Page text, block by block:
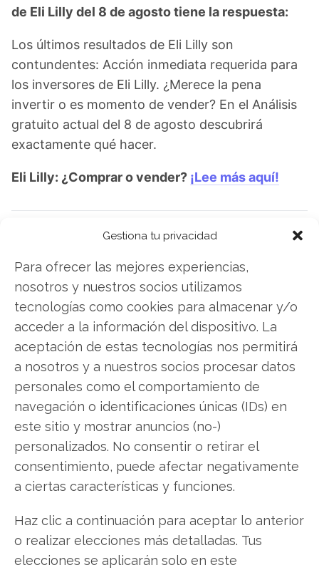
Gestiona tu privacidad
Para ofrecer las mejores experiencias,
nosotros y nuestros socios utilizamos
tecnologías como cookies para almacenar y/o
acceder a la información del dispositivo. La
aceptación de estas tecnologías nos permitirá
a nosotros y a nuestros socios procesar datos
personales como el comportamiento de
navegación o identificaciones únicas (IDs) en
este sitio y mostrar anuncios (no-)
personalizados. No consentir o retirar el
consentimiento, puede afectar negativamente
a ciertas características y funciones.
Haz clic a continuación para aceptar lo anterior
o realizar elecciones más detalladas. Tus
elecciones se aplicarán solo en este
de Eli Lilly del 8 de agosto tiene la respuesta:
Los últimos resultados de Eli Lilly son
contundentes: Acción inmediata requerida para
los inversores de Eli Lilly. ¿Merece la pena
invertir o es momento de vender? En el Análisis
gratuito actual del 8 de agosto descubrirá
exactamente qué hacer.
Eli Lilly: ¿Comprar o vender? ¡Lee más aquí!
Compartir este artículo
Twitter
Facebook
LinkedIn
Copiar enlace